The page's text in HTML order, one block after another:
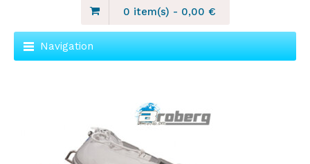
0 item(s) - 0,00 €
Navigation